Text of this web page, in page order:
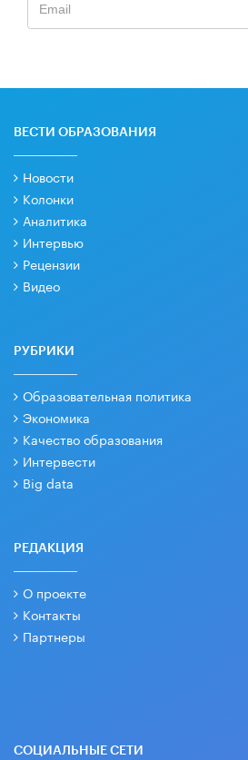
ВЕСТИ ОБРАЗОВАНИЯ
Новости
Колонки
Аналитика
Интервью
Рецензии
Видео
РУБРИКИ
Образовательная политика
Экономика
Качество образования
Интервести
Big data
РЕДАКЦИЯ
О проекте
Контакты
Партнеры
СОЦИАЛЬНЫЕ СЕТИ